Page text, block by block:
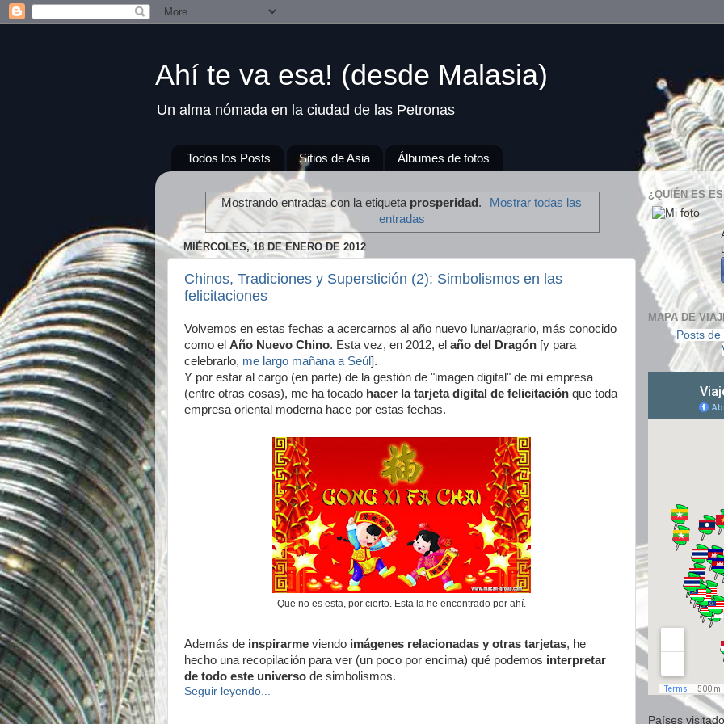
Ahí te va esa! (desde Malasia)
Un alma nómada en la ciudad de las Petronas
Todos los Posts Sitios de Asia Álbumes de fotos
Mostrando entradas con la etiqueta prosperidad .
Mostrar todas las
entradas
MIÉRCOLES, 18 DE ENERO DE 2012
Chinos, Tradiciones y Superstición (2): Simbolismos en las
felicitaciones
Volvemos en estas fechas a acercarnos al año nuevo lunar/agrario, más conocido
como el Año Nuevo Chino. Esta vez, en 2012, el año del Dragón [y para
celebrarlo, me largo mañana a Seúl].
Y por estar al cargo (en parte) de la gestión de "imagen digital" de mi empresa
(entre otras cosas), me ha tocado hacer la tarjeta digital de felicitación que toda
empresa oriental moderna hace por estas fechas.
Que no es esta, por cierto. Esta la he encontrado por ahí.
Además de inspirarme viendo imágenes relacionadas y otras tarjetas, he
hecho una recopilación para ver (un poco por encima) qué podemos interpretar
de todo este universo de simbolismos.
Seguir leyendo...
¿QUIÉN ES
MAPA DE
Posts
Países